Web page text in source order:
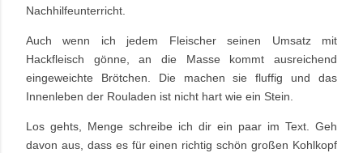
Nachhilfeunterricht.
Auch wenn ich jedem Fleischer seinen Umsatz mit
Hackfleisch gönne, an die Masse kommt ausreichend
eingeweichte Brötchen. Die machen sie fluffig und das
Innenleben der Rouladen ist nicht hart wie ein Stein.
Los gehts, Menge schreibe ich dir ein paar im Text. Geh
davon aus, dass es für einen richtig schön großen Kohlkopf